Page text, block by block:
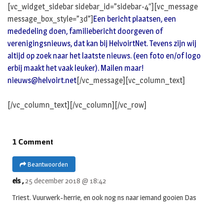
[vc_widget_sidebar sidebar_id=”sidebar-4″][vc_message
message_box_style=”3d”] Een bericht plaatsen, een
mededeling doen, familiebericht doorgeven of
verenigingsnieuws, dat kan bij HelvoirtNet. Tevens zijn wij
altijd op zoek naar het laatste nieuws. (een foto en/of logo
erbij maakt het vaak leuker). Mailen maar!
nieuws@helvoirt.net[/vc_message][vc_column_text]
[/vc_column_text][/vc_column][/vc_row]
1 Comment
Beantwoorden
els ,25 december 2018 @ 18:42
Triest. Vuurwerk-herrie, en ook nog ns naar iemand gooien Das